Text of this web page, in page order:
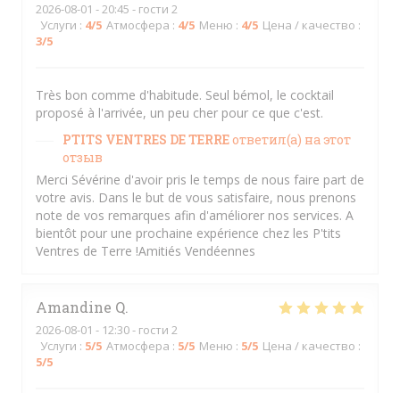
2026-08-01 - 20:45 - гости 2
Услуги : 4/5 Атмосфера : 4/5 Меню : 4/5 Цена / качество :
3/5
Très bon comme d'habitude. Seul bémol, le cocktail
proposé à l'arrivée, un peu cher pour ce que c'est.
PTITS VENTRES DE TERREответил(а) на этот
отзыв
Merci Sévérine d'avoir pris le temps de nous faire part de
votre avis. Dans le but de vous satisfaire, nous prenons
note de vos remarques afin d'améliorer nos services. A
bientôt pour une prochaine expérience chez les P'tits
Ventres de Terre !Amitiés Vendéennes
Amandine Q
2026-08-01 - 12:30 - гости 2
Услуги : 5/5 Атмосфера : 5/5 Меню : 5/5 Цена / качество :
5/5